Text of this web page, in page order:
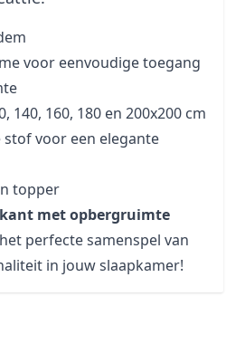
voor eenvoudige toegang
140, 160, 180 en 200x200 cm
stof voor een elegante
topper
met opbergruimte
perfecte samenspel van
in jouw slaapkamer!